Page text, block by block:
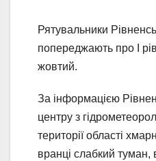
Рятувальники
попереджають про І
жовтий.
За інформацією
центру з
території області
вранці слабкий туман,